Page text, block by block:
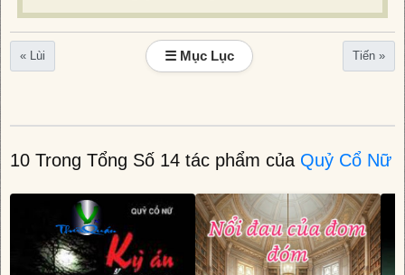
« Lùi ☰ Mục Lục Tiến »
10 Trong Tổng Số 14 tác phẩm của Quỷ Cổ Nữ